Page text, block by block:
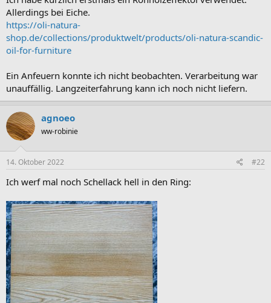
Allerdings bei Eiche.
https://oli-natura-
shop.de/collections/produktwelt/products/oli-natura-scandic-
oil-for-furniture
Ein Anfeuern konnte ich nicht beobachten. Verarbeitung war
unauffällig. Langzeiterfahrung kann ich noch nicht liefern.
agnoeo
ww-robinie
14. Oktober 2022 #22
Ich werf mal noch Schellack hell in den Ring: